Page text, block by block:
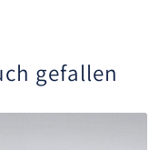
gefallen